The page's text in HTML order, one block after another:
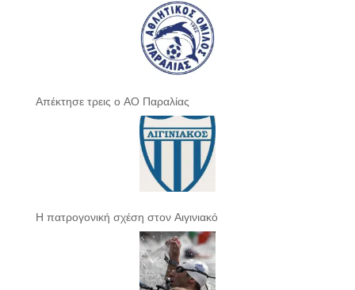
Απέκτησε τρεις ο ΑΟ Παραλίας
Η πατρογονική σχέση στον Αιγινιακό